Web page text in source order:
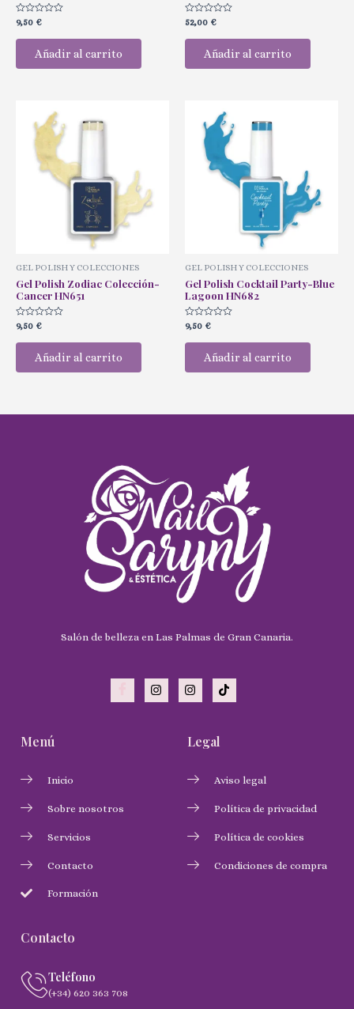
Valorado
con
0
9,50 €
Añadir al carrito
Valorado
con
0
52,00 €
Añadir al carrito
GEL POLISH Y COLECCIONES
Gel Polish Zodiac Colección-
Cancer HN651
Valorado
con
0
9,50 €
Añadir al carrito
GEL POLISH Y COLECCIONES
Gel Polish Cocktail Party-Blue
Lagoon HN682
Valorado
con
0
9,50 €
Añadir al carrito
Salón de belleza en Las Palmas de Gran Canaria.
Menú
Inicio
Sobre nosotros
Servicios
Contacto
Formación
Legal
Aviso legal
Política de privacidad
Política de cookies
Condiciones de compra
Contacto
Teléfono
(+34) 620 363 708